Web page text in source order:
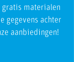
materialen
gegevens achter
aanbiedingen!